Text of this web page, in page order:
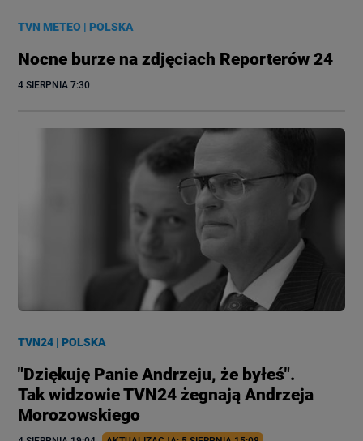
TVN METEO |POLSKA
Nocne burze na zdjęciach Reporterów 24
4 SIERPNIA 7:30
TVN24 |POLSKA
"Dziękuję Panie Andrzeju, że byłeś".
Tak widzowie TVN24 żegnają Andrzeja
Morozowskiego